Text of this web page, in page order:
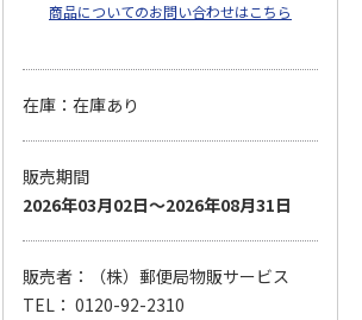
商品についてのお問い合わせはこちら
在庫：在庫あり
販売期間
2026年03月02日～2026年08月31日
販売者：（株）郵便局物販サービス
TEL： 0120-92-2310